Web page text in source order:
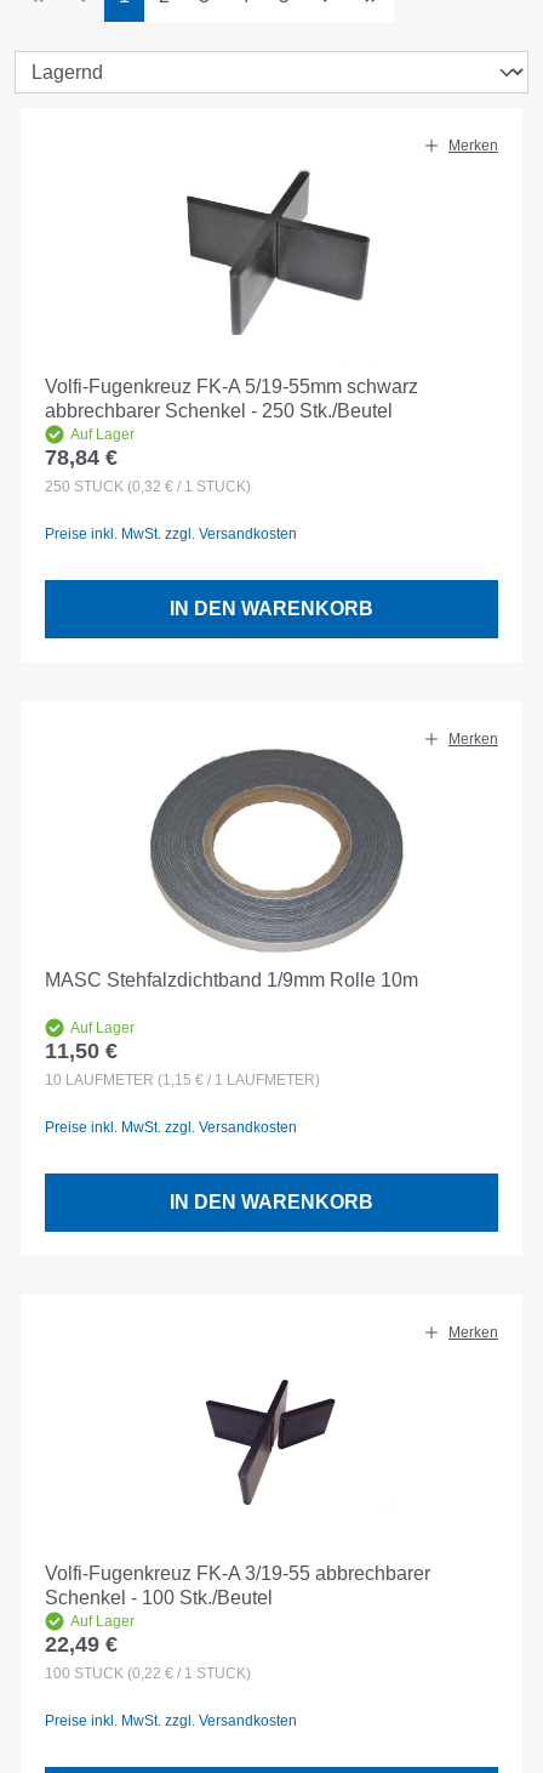
Merken
Volfi-Fugenkreuz FK-A 5/19-55mm schwarz
abbrechbarer Schenkel - 250 Stk./Beutel
Auf Lager
Regulärer Preis:
78,84 €
250 STÜCK (0,32 € / 1 STÜCK)
Preise inkl. MwSt. zzgl. Versandkosten
IN DEN WARENKORB
Merken
MASC Stehfalzdichtband 1/9mm Rolle 10m
Auf Lager
Regulärer Preis:
11,50 €
10 LAUFMETER (1,15 € / 1 LAUFMETER)
Preise inkl. MwSt. zzgl. Versandkosten
IN DEN WARENKORB
Merken
Volfi-Fugenkreuz FK-A 3/19-55 abbrechbarer
Schenkel - 100 Stk./Beutel
Auf Lager
Regulärer Preis:
22,49 €
100 STÜCK (0,22 € / 1 STÜCK)
Preise inkl. MwSt. zzgl. Versandkosten